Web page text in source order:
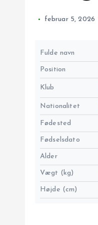
februar 5, 2026
Fulde navn
Position
Klub
Nationalitet
Fødested
Fødselsdato
Alder
Vægt (kg)
Højde (cm)